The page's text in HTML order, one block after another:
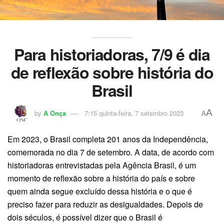
Para historiadoras, 7/9 é dia
de reflexão sobre história do
Brasil
by A Onça 7:15 quinta-feira, 7 setembro 2023 AA
Em 2023, o Brasil completa 201 anos da Independência,
comemorada no dia 7 de setembro. A data, de acordo com
historiadoras entrevistadas pela Agência Brasil, é um
momento de reflexão sobre a história do país e sobre
quem ainda segue excluído dessa história e o que é
preciso fazer para reduzir as desigualdades. Depois de
dois séculos, é possível dizer que o Brasil é